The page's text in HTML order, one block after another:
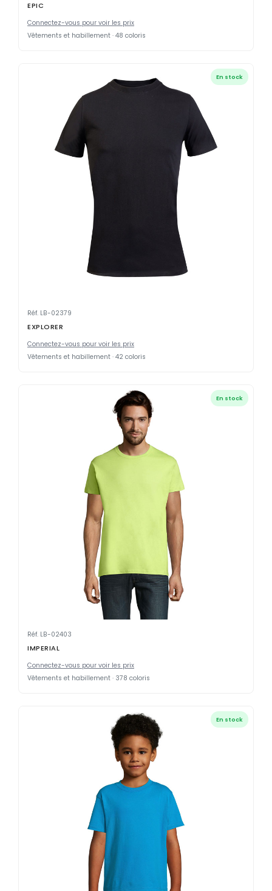
EPIC
Connectez-vous pour voir les prix
Vêtements et habillement · 48 coloris
En stock
Réf. LB-02379
EXPLORER
Connectez-vous pour voir les prix
Vêtements et habillement · 42 coloris
En stock
Réf. LB-02403
IMPERIAL
Connectez-vous pour voir les prix
Vêtements et habillement · 378 coloris
En stock